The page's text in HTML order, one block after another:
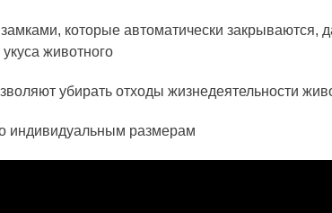
которые автоматически закрываются,
животного
убирать отходы жизнедеятельности
индивидуальным размерам